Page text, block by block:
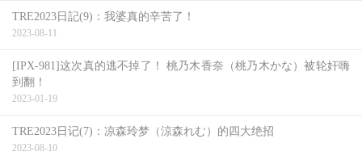
TRE2023日記(9)：我婆真的辛苦了！
2023-08-11
[IPX-981]这次真的逃不掉了！ 桃乃木香奈（桃乃木かな）被轮奸嗨
到翻！
2023-01-19
TRE2023日记(7)：凉森玲梦（涼森れむ）的四大绝招
2023-08-10